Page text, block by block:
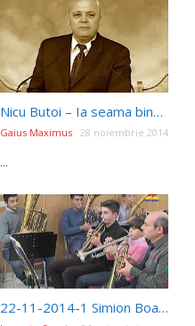
Nicu Butoi – Ia seama bine cum cladesti iCer
Gaius Maximus 28 noiembrie 2014
...
22-11-2014-1 Simion Boanta